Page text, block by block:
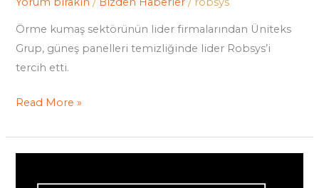
Örme kumaş sektörünün lider firmalarından Üniteks
Grup, güneş panelleri temizliğinde lider Robsys’i
tercih etti.
Read More »
Temizliğinde